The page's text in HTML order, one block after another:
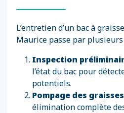
L’entretien d’un bac à
Maurice passe par
Inspection
l’état du bac pour
potentiels.
Pompage des
élimination complète